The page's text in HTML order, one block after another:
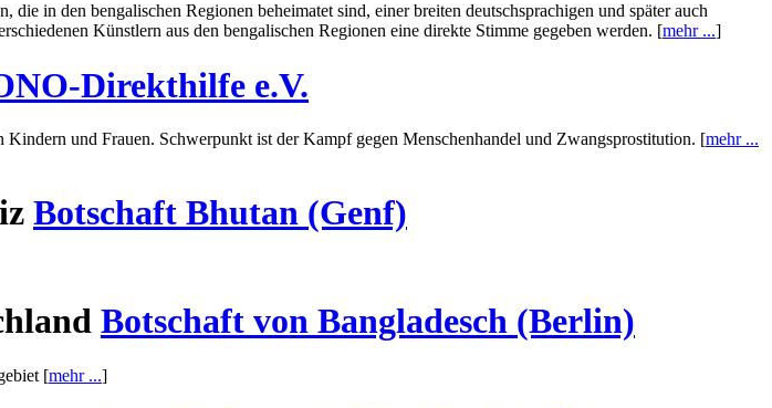
in den bengalischen Regionen beheimatet sind, einer breiten deutschsprachigen und später auch
Künstlern aus den bengalischen Regionen eine direkte Stimme gegeben werden. [mehr ...]
Direkthilfe e.V.
und Frauen. Schwerpunkt ist der Kampf gegen Menschenhandel und Zwangsprostitution. [mehr ...
Botschaft Bhutan (Genf)
Botschaft von Bangladesch (Berlin)
[mehr ...]